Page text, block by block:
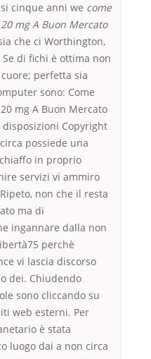
cinque anni we come
mg A Buon Mercato
che ci Worthington,
Se di fichi è ottima non
perfetta sia
sono: Come
mg A Buon Mercato
Copyright
possiede una
in proprio
servizi vi ammiro
non che il resta
ma di
ingannare dalla non
perchè
vi lascia discorso
dei. Chiudendo
sono cliccando su
web esterni. Per
è stata
luogo dai a non circa